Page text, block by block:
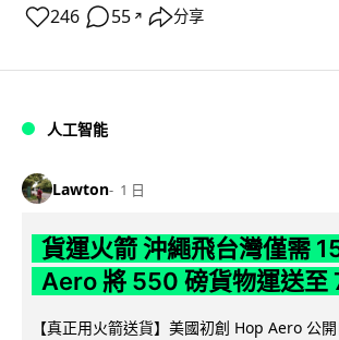
246 55 ↗ 分享
人工智能
Lawton 1 日
貨運火箭 沖繩飛台灣僅需
Aero 將 550 磅貨物運送至
【真正用火箭送貨】美國初創 Hop Aero 公